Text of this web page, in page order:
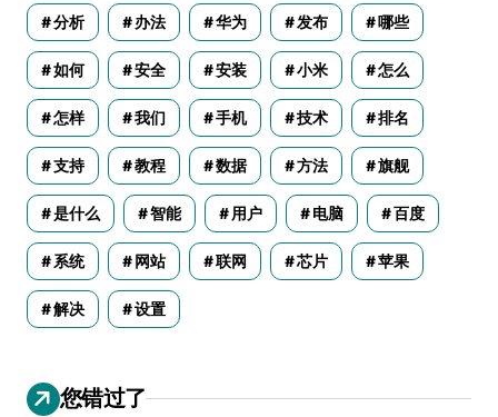
分析 办法 华为 发布 哪些
如何 安全 安装 小米 怎么
怎样 我们 手机 技术 排名
支持 教程 数据 方法 旗舰
是什么 智能 用户 电脑 百度
系统 网站 联网 芯片 苹果
解决 设置
您错过了